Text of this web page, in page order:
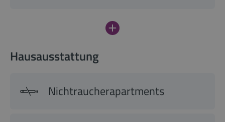
Hausausstattung
Nichtraucherapartments